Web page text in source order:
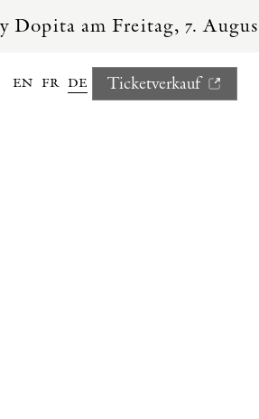
7. August, um 11h
en fr de Ticketverkauf